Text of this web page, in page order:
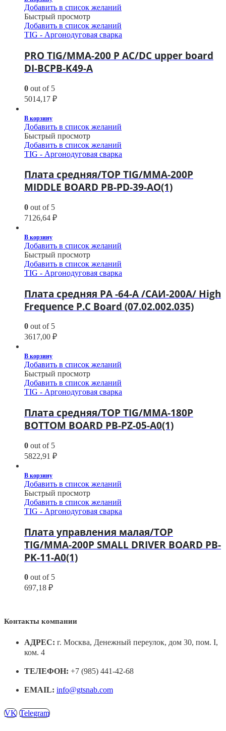
Добавить в список желаний
Быстрый просмотр
Добавить в список желаний
TIG - Аргонодуговая сварка
PRO TIG/MMA-200 P AC/DC upper board
DI-BCPB-K49-A
0 out of 5
5014,17 ₽
В корзину
Добавить в список желаний
Быстрый просмотр
Добавить в список желаний
TIG - Аргонодуговая сварка
Плата средняя/TOP TIG/MMA-200P
MIDDLE BOARD PB-PD-39-AO(1)
0 out of 5
7126,64 ₽
В корзину
Добавить в список желаний
Быстрый просмотр
Добавить в список желаний
TIG - Аргонодуговая сварка
Плата средняя РА -64-А /САИ-200A/ High
Frequence P.C Board (07.02.002.035)
0 out of 5
3617,00 ₽
В корзину
Добавить в список желаний
Быстрый просмотр
Добавить в список желаний
TIG - Аргонодуговая сварка
Плата средняя/TOP TIG/MMA-180P
BOTTOM BOARD PB-PZ-05-A0(1)
0 out of 5
5822,91 ₽
В корзину
Добавить в список желаний
Быстрый просмотр
Добавить в список желаний
TIG - Аргонодуговая сварка
Плата управления малая/TOP
TIG/MMA-200P SMALL DRIVER BOARD PB-
PK-11-A0(1)
0 out of 5
697,18 ₽
Контакты компании
АДРЕС: г. Москва, Денежный переулок, дом 30, пом. I,
ком. 4
ТЕЛЕФОН: +7 (985) 441-42-68
EMAIL: info@gtsnab.com
VK Telegram